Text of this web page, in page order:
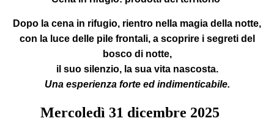
Dopo la cena in rifugio, rientro nella magia della notte,
con la luce delle pile frontali, a scoprire i segreti del
bosco di notte,
il suo silenzio, la sua vita nascosta.
Una esperienza forte ed indimenticabile.
Mercoledì 31 dicembre 2025